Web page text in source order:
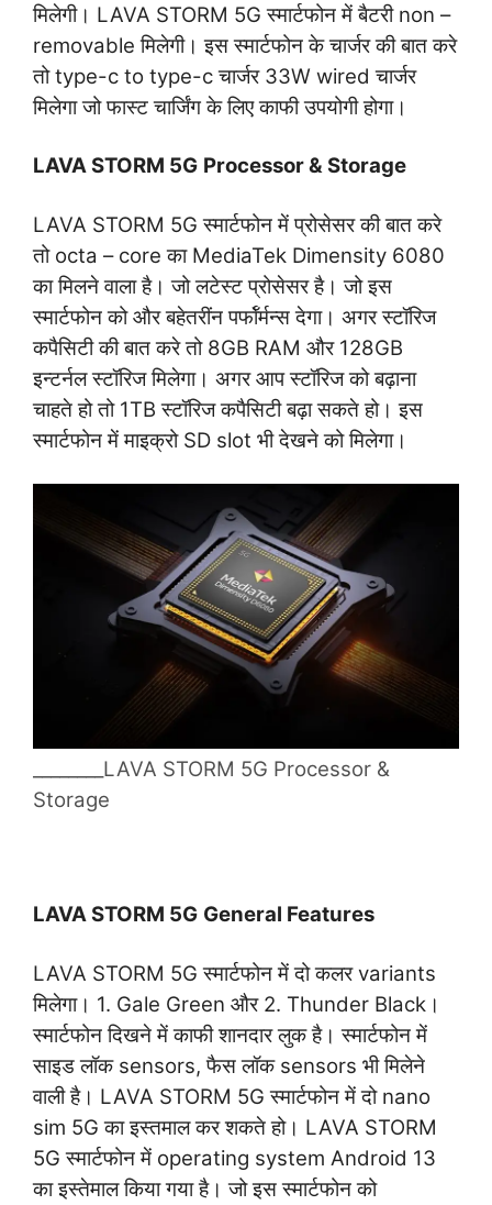
मिलेगी। LAVA STORM 5G स्मार्टफोन में बैटरी non –
removable मिलेगी। इस स्मार्टफोन के चार्जर की बात करे
तो type-c to type-c चार्जर 33W wired चार्जर
मिलेगा जो फास्ट चार्जिंग के लिए काफी उपयोगी होगा।
LAVA STORM 5G Processor& Storage
LAVA STORM 5G स्मार्टफोन में प्रोसेसर की बात करे
तो octa – core का MediaTek Dimensity 6080
का मिलने वाला है। जो लटेस्ट प्रोसेसर है। जो इस
स्मार्टफोन को और बहेतरींन पर्फॉर्मन्स देगा। अगर स्टॉरिज
कपैसिटी की बात करे तो 8GB RAM और 128GB
इन्टर्नल स्टॉरिज मिलेगा। अगर आप स्टॉरिज को बढ़ाना
चाहते हो तो 1TB स्टॉरिज कपैसिटी बढ़ा सकते हो। इस
स्मार्टफोन में माइक्रो SD slot भी देखने को मिलेगा।
________LAVA STORM 5G Processor &
Storage
LAVA STORM 5G General Features
LAVA STORM 5G स्मार्टफोन में दो कलर variants
मिलेगा। 1. Gale Green और 2. Thunder Black।
स्मार्टफोन दिखने में काफी शानदार लुक है। स्मार्टफोन में
साइड लॉक sensors, फैस लॉक sensors भी मिलेने
वाली है। LAVA STORM 5G स्मार्टफोन में दो nano
sim 5G का इस्तमाल कर शकते हो। LAVA STORM
5G स्मार्टफोन में operating system Android 13
का इस्तेमाल किया गया है। जो इस स्मार्टफोन को